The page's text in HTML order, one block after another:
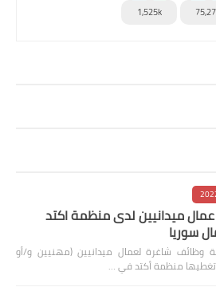
1,525k
ميدانيين لدى منظمة اكتد
شاغرة لعمال ميدانيين (مهنيين و/أو
تغطيها منظمة أكتد في …